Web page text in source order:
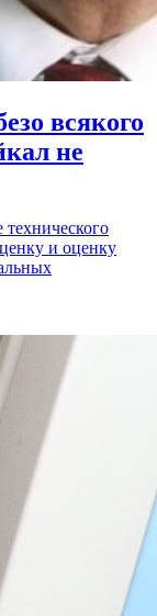
всякого
не
и оценку